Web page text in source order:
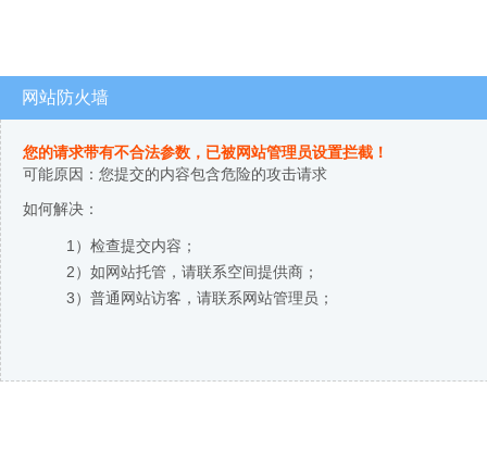
网站防火墙
您的请求带有不合法参数，已被网站管理员设置拦截！
可能原因：您提交的内容包含危险的攻击请求
如何解决：
1）检查提交内容；
2）如网站托管，请联系空间提供商；
3）普通网站访客，请联系网站管理员；